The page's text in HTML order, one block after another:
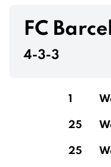
FC
4-3-3
1
25
25